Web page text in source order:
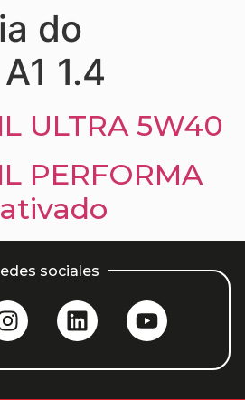
do
A1 1.4
ULTRA 5W40
PERFORMA
sociales